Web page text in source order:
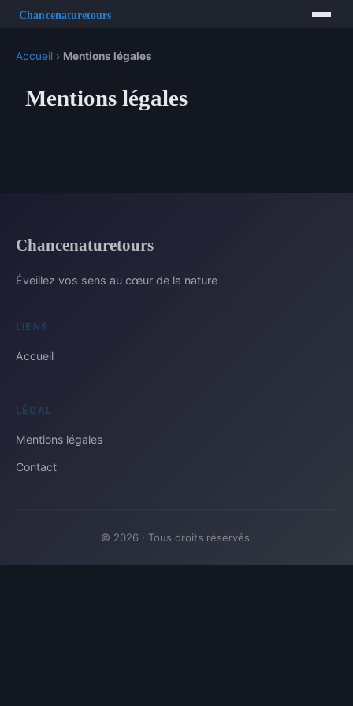
Accueil › Mentions légales
Mentions légales
Chancenaturetours
Éveillez vos sens au cœur de la nature
LIENS
Accueil
LÉGAL
Mentions légales
Contact
© 2026 · Tous droits réservés.